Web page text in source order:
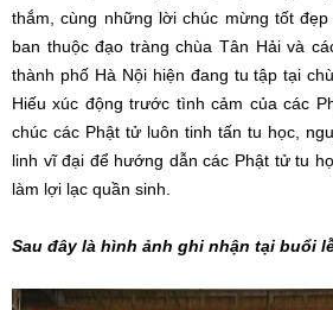
thắm, cùng những lời chúc mừng tốt
ban thuộc đạo tràng chùa Tân Hải và
thành phố Hà Nội hiện đang tu tập tại
Hiếu xúc động trước tình cảm của các
chúc các Phật tử luôn tinh tấn tu học,
linh vĩ đại để hướng dẫn các Phật tử tu
làm lợi lạc quần sinh.
Sau đây là hình ảnh ghi nhận tại buổi